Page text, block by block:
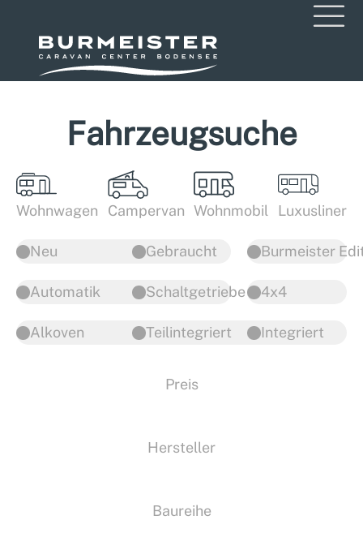
Fahrzeugsuche
Wohnwagen Campervan Wohnmobil Luxusliner
Neu Gebraucht
4x4
Automatik Schaltgetriebe
Burmeister
Alkoven Teilintegriert Integriert
Preis
Hersteller
Baureihe